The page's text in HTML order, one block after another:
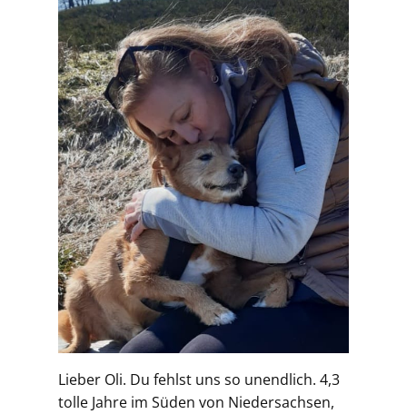
Lieber Oli. Du fehlst uns so unendlich. 4,3
tolle Jahre im Süden von Niedersachsen,